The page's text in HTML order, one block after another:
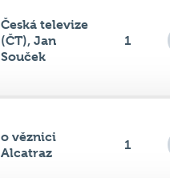
Česká televize
(ČT), Jan
Souček
1
o věznici
Alcatraz
1